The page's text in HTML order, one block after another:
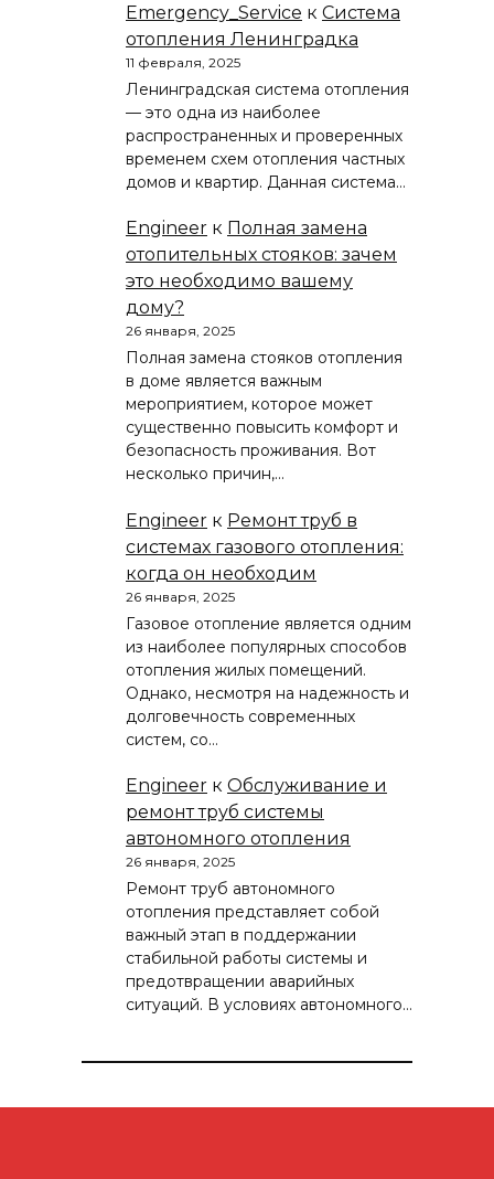
Emergency_Service к Система
отопления Ленинградка
11 февраля, 2025
Ленинградская система отопления
— это одна из наиболее
распространенных и проверенных
временем схем отопления частных
домов и квартир. Данная система…
Engineer к Полная замена
отопительных стояков: зачем
это необходимо вашему
дому?
26 января, 2025
Полная замена стояков отопления
в доме является важным
мероприятием, которое может
существенно повысить комфорт и
безопасность проживания. Вот
несколько причин,…
Engineer к Ремонт труб в
системах газового отопления:
когда он необходим
26 января, 2025
Газовое отопление является одним
из наиболее популярных способов
отопления жилых помещений.
Однако, несмотря на надежность и
долговечность современных
систем, со…
Engineer к Обслуживание и
ремонт труб системы
автономного отопления
26 января, 2025
Ремонт труб автономного
отопления представляет собой
важный этап в поддержании
стабильной работы системы и
предотвращении аварийных
ситуаций. В условиях автономного…